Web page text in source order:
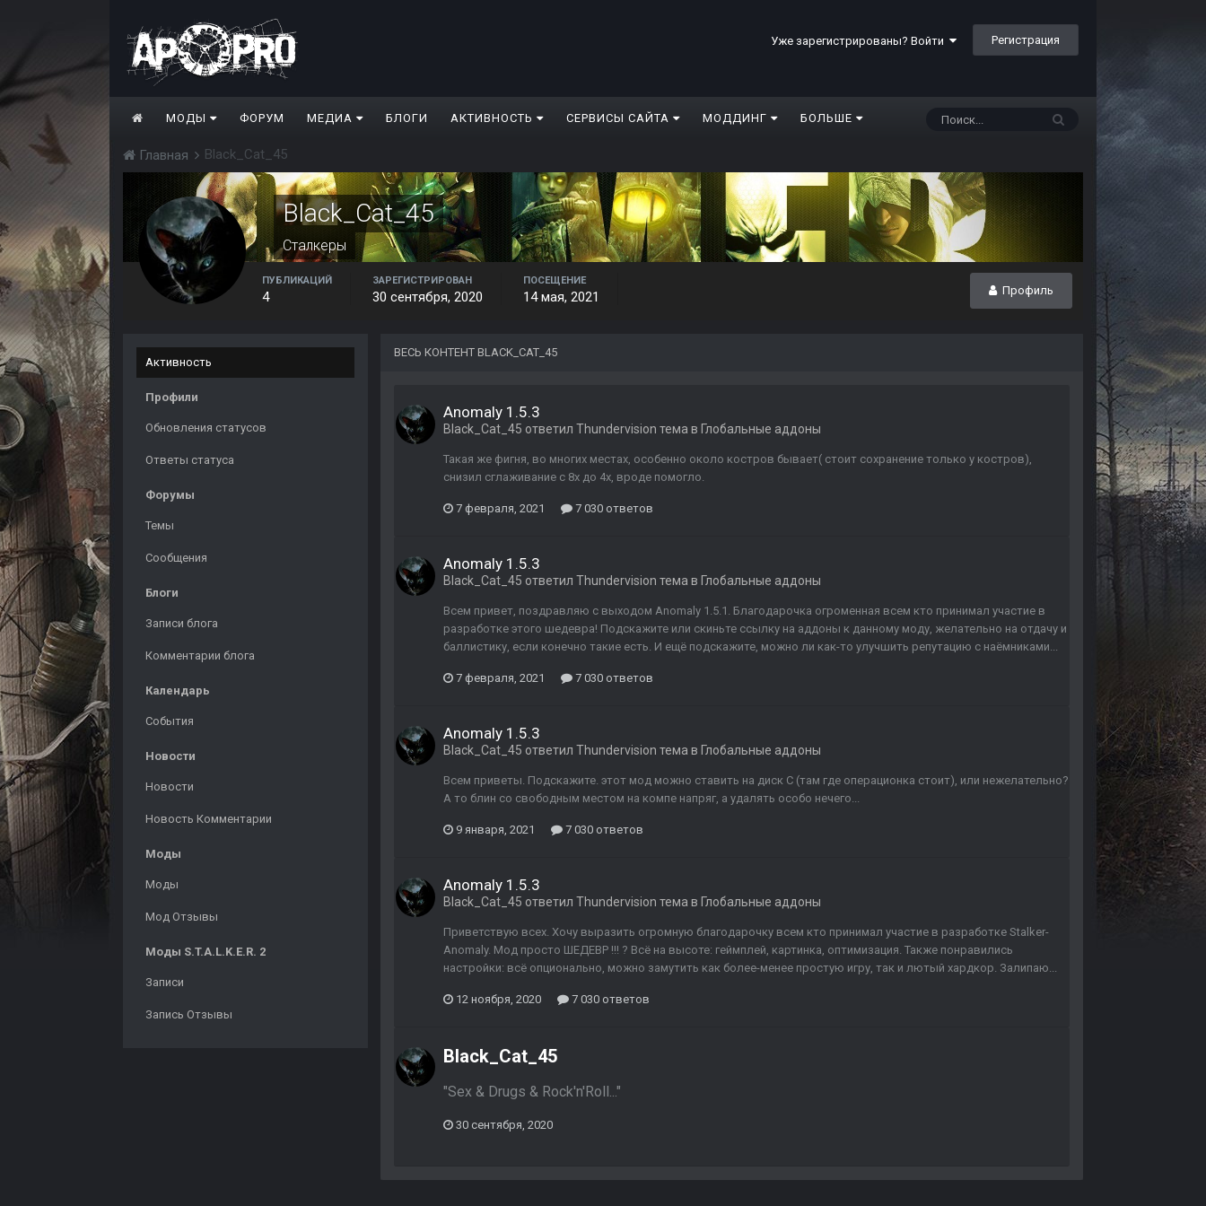
Уже зарегистрированы? Войти Регистрация
МОДЫ ФОРУМ МЕДИА БЛОГИ АКТИВНОСТЬ СЕРВИСЫ САЙТА МОДДИНГ БОЛЬШЕ
Главная Black_Cat_45
Black_Cat_45
Сталкеры
Профиль
ПУБЛИКАЦИЙ
4
ЗАРЕГИСТРИРОВАН
30 сентября, 2020
ПОСЕЩЕНИЕ
14 мая, 2021
Активность
Профили
Обновления статусов
Ответы статуса
Форумы
Темы
Сообщения
Блоги
Записи блога
Комментарии блога
Календарь
События
Новости
Новости
Новость Комментарии
Моды
Моды
Мод Отзывы
Моды S.T.A.L.K.E.R. 2
Записи
Запись Отзывы
ВЕСЬ КОНТЕНТ BLACK_CAT_45
Anomaly 1.5.3
Black_Cat_45 ответил Thundervision тема в Глобальные аддоны
Такая же фигня, во многих местах, особенно около костров бывает( стоит сохранение только у костров),
снизил сглаживание с 8х до 4х, вроде помогло.
7 февраля, 2021 7 030 ответов
Anomaly 1.5.3
Black_Cat_45 ответил Thundervision тема в Глобальные аддоны
Всем привет, поздравляю с выходом Anomaly 1.5.1. Благодарочка огроменная всем кто принимал участие в
разработке этого шедевра! Подскажите или скиньте ссылку на аддоны к данному моду, желательно на отдачу и
баллистику, если конечно такие есть. И ещё подскажите, можно ли как-то улучшить репутацию с наёмниками...
7 февраля, 2021 7 030 ответов
Anomaly 1.5.3
Black_Cat_45 ответил Thundervision тема в Глобальные аддоны
Всем приветы. Подскажите. этот мод можно ставить на диск С (там где операционка стоит), или нежелательно?
А то блин со свободным местом на компе напряг, а удалять особо нечего...
9 января, 2021 7 030 ответов
Anomaly 1.5.3
Black_Cat_45 ответил Thundervision тема в Глобальные аддоны
Приветствую всех. Хочу выразить огромную благодарочку всем кто принимал участие в разработке Stalker-
Anomaly. Мод просто ШЕДЕВР !!! ? Всё на высоте: геймплей, картинка, оптимизация. Также понравились
настройки: всё опционально, можно замутить как более-менее простую игру, так и лютый хардкор. Залипаю...
12 ноября, 2020 7 030 ответов
Black_Cat_45
"Sex & Drugs & Rock'n'Roll..."
30 сентября, 2020